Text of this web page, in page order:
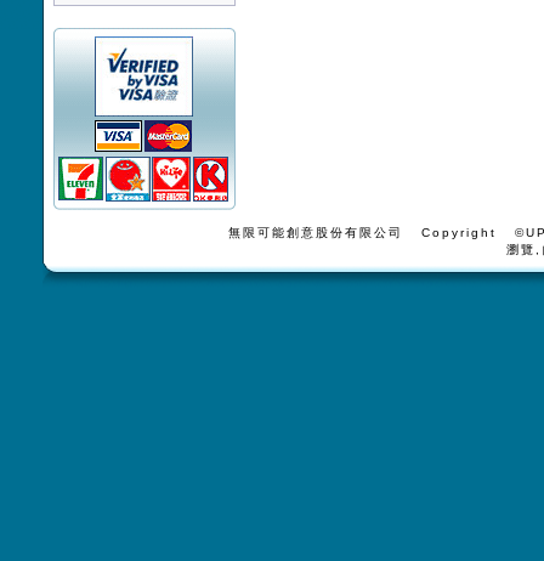
無限可能創意股份有限公司 Copyright
瀏